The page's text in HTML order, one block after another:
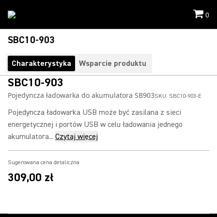
0
SBC10-903
Charakterystyka Wsparcie produktu
SBC10-903
Pojedyncza ładowarka do akumulatora SB903SKU: SBC10-903-E
Pojedyncza ładowarka USB może być zasilana z sieci
energetycznej i portów USB w celu ładowania jednego
akumulatora... Czytaj więcej
Sugerowana cena detaliczna
309,00 zł